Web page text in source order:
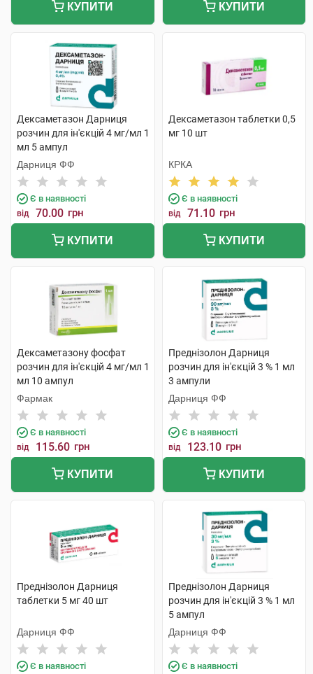
КУПИТИ КУПИТИ
Дексаметазон Дарниця
розчин для ін'єкцій 4 мг/мл 1
мл 5 ампул
Дарниця ФФ
Є в наявності
від 70.00 грн
КУПИТИ
Дексаметазон таблетки 0,5
мг 10 шт
КРКА
Є в наявності
від 71.10 грн
КУПИТИ
Дексаметазону фосфат
розчин для ін'єкцій 4 мг/мл 1
мл 10 ампул
Фармак
Є в наявності
від 115.60 грн
КУПИТИ
Преднізолон Дарниця
розчин для ін'єкцій 3 % 1 мл
3 ампули
Дарниця ФФ
Є в наявності
від 123.10 грн
КУПИТИ
Преднізолон Дарниця
таблетки 5 мг 40 шт
Дарниця ФФ
Є в наявності
Преднізолон Дарниця
розчин для ін'єкцій 3 % 1 мл
5 ампул
Дарниця ФФ
Є в наявності